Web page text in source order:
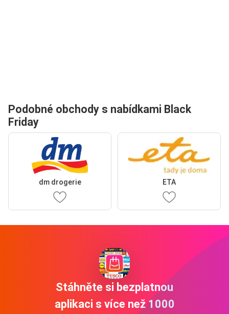
Podobné obchody s nabídkami Black
Friday
dm drogerie ETA
Stáhněte si bezplatnou
aplikaci s více než 1000